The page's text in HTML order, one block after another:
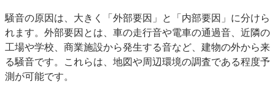
騒音の原因は、大きく「外部要因」と「内部要因」に分けら
れます。外部要因とは、車の走行音や電車の通過音、近隣の
工場や学校、商業施設から発生する音など、建物の外から来
る騒音です。これらは、地図や周辺環境の調査である程度予
測が可能です。